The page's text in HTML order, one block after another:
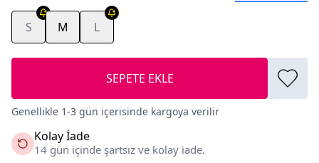
S M L
SEPETE EKLE
Genellikle 1-3 gün içerisinde kargoya verilir
Kolay İade
14 gün içinde şartsız ve kolay iade.